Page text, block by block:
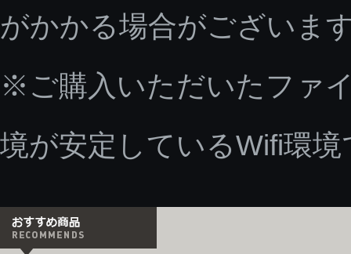
がかかる場合がございま
※ご購入いただいたファ
境が安定しているWifi環